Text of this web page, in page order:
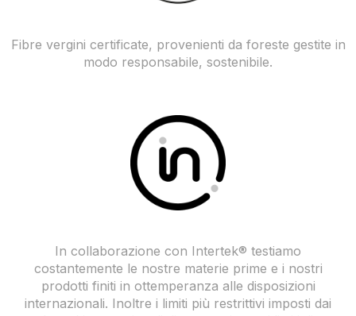
Fibre vergini certificate, provenienti da foreste gestite in
modo responsabile, sostenibile.
In collaborazione con Intertek® testiamo
costantemente le nostre materie prime e i nostri
prodotti finiti in ottemperanza alle disposizioni
internazionali. Inoltre i limiti più restrittivi imposti dai